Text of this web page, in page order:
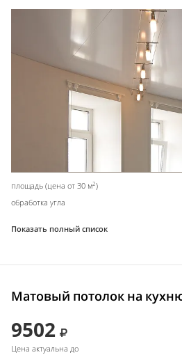
площадь (цена от 30 м2)
обработка угла
Показать полный список
Матовый потолок на
9502
Цена актуальна до